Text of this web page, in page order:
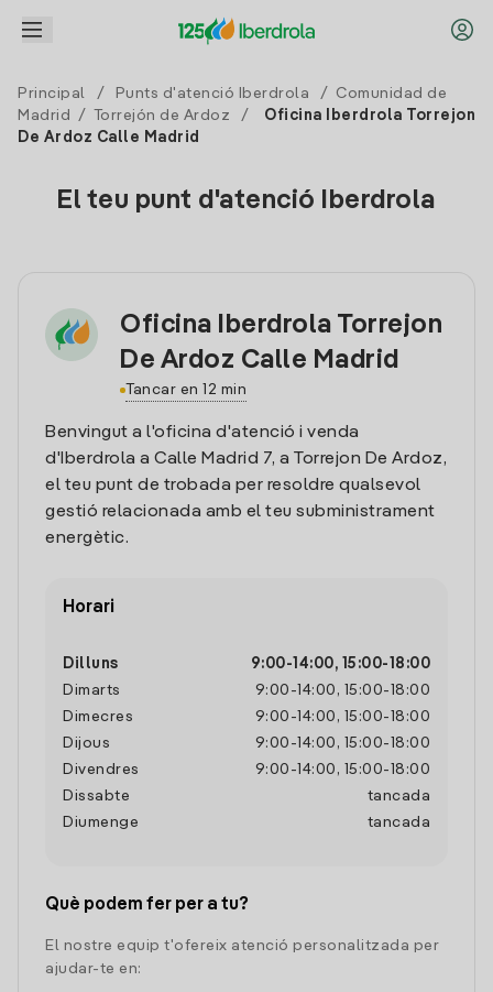
Principal / Punts d'atenció Iberdrola /
Comunidad de
Madrid
/ Torrejón de Ardoz /
Oficina Iberdrola Torrejon
De Ardoz Calle Madrid
El teu punt d'atenció Iberdrola
Oficina Iberdrola Torrejon
De Ardoz Calle Madrid
Tancar en 12 min
Benvingut a l'oficina d'atenció i venda
d'Iberdrola a Calle Madrid 7, a Torrejon De Ardoz,
el teu punt de trobada per resoldre qualsevol
gestió relacionada amb el teu subministrament
energètic.
Horari
Dilluns 9:00- 14:00, 15:00- 18:00
Dimarts
9:00 - 14:00 , 15:00- 18:00
Dimecres
9:00 - 14:00 , 15:00- 18:00
Dijous
9:00 - 14:00 , 15:00- 18:00
Divendres
9:00 - 14:00 , 15:00- 18:00
Dissabte
tancada
Diumenge
tancada
Què podem fer per a tu?
El nostre equip t'ofereix atenció personalitzada per
ajudar-te en: